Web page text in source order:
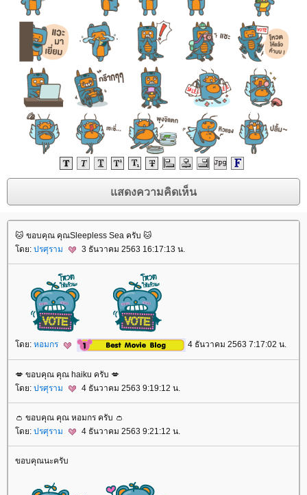
🐱 ขอบคุณ คุณSleepless Sea ครับ 🐱
ดย: ปรศุราม 3 ธันวาคม 2563 16:17:13 น.
ดย: หอมกร 4 ธันวาคม 2563 7:17:02 น.
💋 ขอบคุณ คุณ haiku ครับ 💋
ดย: ปรศุราม 4 ธันวาคม 2563 9:19:12 น.
👛 ขอบคุณ คุณ หอมกร ครับ 👛
ดย: ปรศุราม 4 ธันวาคม 2563 9:21:12 น.
ขอบคุณนะครับ